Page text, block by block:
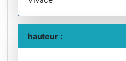
hauteur :